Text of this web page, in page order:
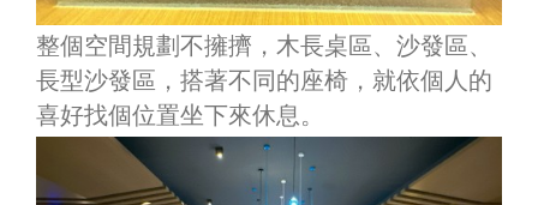
整個空間規劃不擁擠，木長桌區、沙發區、
長型沙發區，搭著不同的座椅，就依個人的
喜好找個位置坐下來休息。